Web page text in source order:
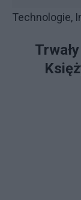
Technologie,